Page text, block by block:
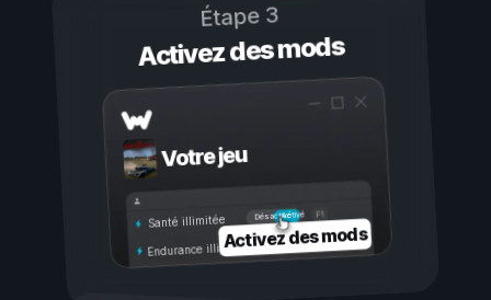
Étape 3
Activez des mods
Votre jeu
Activé
Désactivé
Santé illimitée
Endurance illimitéeActivez des mods